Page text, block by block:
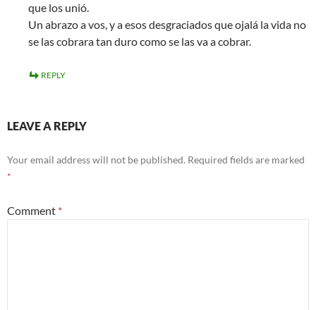
que los unió.
Un abrazo a vos, y a esos desgraciados que ojalá la vida no
se las cobrara tan duro como se las va a cobrar.
REPLY
LEAVE A REPLY
Your email address will not be published. Required fields are marked
*
Comment *